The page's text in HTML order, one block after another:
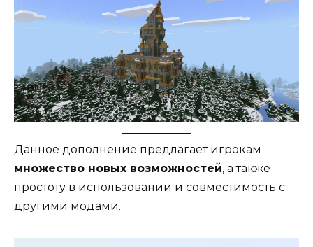
Данное дополнение предлагает игрокам
множество новых возможностей, а также
простоту в использовании и совместимость с
другими модами.